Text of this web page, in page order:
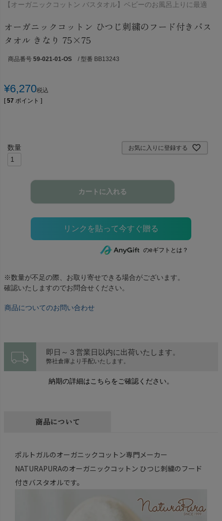
【オーガニックコットン バスタオル】ベビーのお風呂上りに最適
オーガニックコットン ひつじ刺繍のフード付きバス
タオル きなり 75×75
商品番号 59-021-01-OS / 型番 BB13243
¥6,270税込
[ 57 ポイント ]
お気に入りに登録する
カートに入れる
のeギフトとは？
※数量が不足の際、お取り寄せできる場合がございます。
確認いたしますのでお問合せください。
商品についてのお問い合わせ
local_shipping 即日～３営業日以内に出荷いたします。
弊社倉庫より手配いたします。
納期の詳細はこちらをご確認ください。
商品について
ポルトガルのオーガニックコットン専門メーカー
NATURAPURAのオーガニックコットン ひつじ刺繍のフード
付きバスタオルです。